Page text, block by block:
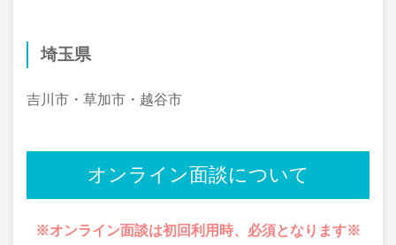
埼玉県
吉川市・草加市・越谷市
オンライン面談について
※オンライン面談は初回利用時、必須となります※